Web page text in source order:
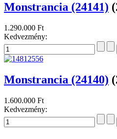
Monstrancia (24141)
1.290.000 Ft
Kedvezmény:
Monstrancia (24140)
1.600.000 Ft
Kedvezmény: